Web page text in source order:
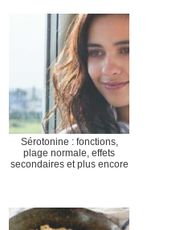
Sérotonine : fonctions,
plage normale, effets
secondaires et plus encore